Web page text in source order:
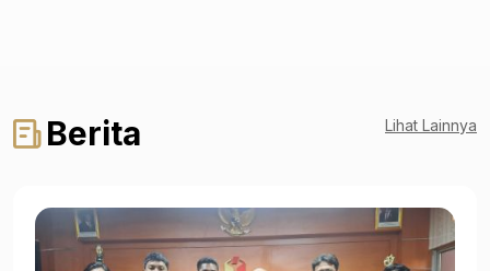
Berita Lihat Lainnya